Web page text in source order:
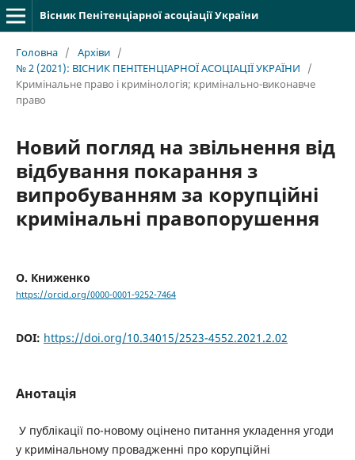
Вісник Пенітенціарної асоціації України
Головна / Архіви /
№ 2 (2021): ВІСНИК ПЕНІТЕНЦІАРНОЇ АСОЦІАЦІЇ УКРАЇНИ
/
Кримінальне право і кримінологія; кримінально-виконавче
право
Новий погляд на звільнення від
відбування покарання з
випробуванням за корупційні
кримінальні правопорушення
О. Книженко
https://orcid.org/0000-0001-9252-7464
DOI: https://doi.org/10.34015/2523-4552.2021.2.02
Анотація
У публікації по-новому оцінено питання укладення угоди
у кримінальному провадженні про корупційні